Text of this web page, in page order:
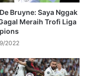
Bruyne: Saya Nggak
Meraih Trofi Liga
2022